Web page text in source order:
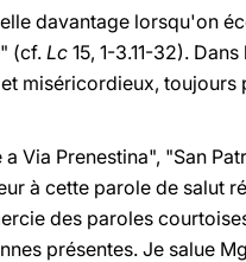
davantage lorsqu'on
(cf. Lc 15, 1-3.11-32).
miséricordieux, toujours
Via Prenestina", "San
à cette parole de salut
des paroles
présentes. Je salue